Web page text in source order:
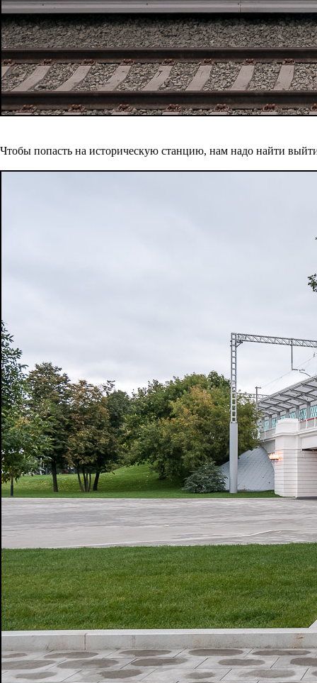
Чтобы попасть на историческую станцию, нам надо найти